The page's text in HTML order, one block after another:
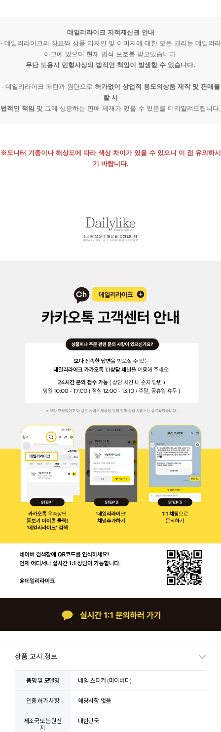
데일리라이크 지적재산권 안내
- 데일리라이크의 상표와 상품 디자인 및 이미지에 대한 모든 권리는 데일리라
이크에 있으며 현재 법적 보호를 받고있습니다.
무단 도용시 민형사상의 법적인 책임이 발생할 수 있습니다.
- 데일리라이크 패턴과 원단으로 허가없이 상업적 용도의상품 제작 및 판매를
할 시
법적인 책임 및 그에 상응하는 판매 제재가 있을 수 있음을 미리알려드립니다.
※모니터 기종이나 해상도에 따라 색상 차이가 있을 수 있으니 이 점 유의하시
기 바랍니다.
상품 고시 정보
품명 및 모델명 네임 스티커 (마이버디)
인증.허가 사항 해당사항 없음
제조국 또는 원산
지
대한민국